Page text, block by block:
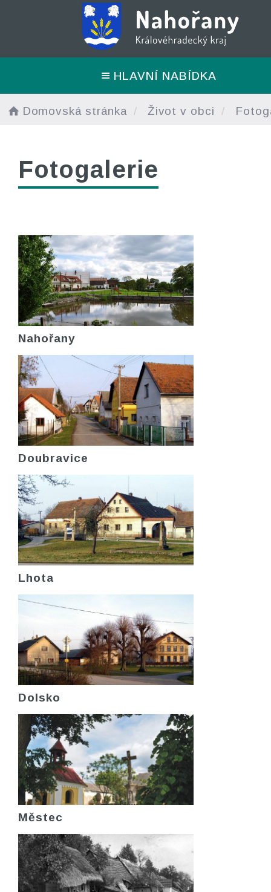
HLAVNÍ NABÍDKA
Domovská stránka Život v obci
Fotogalerie
Nahořany
Doubravice
Lhota
Dolsko
Městec